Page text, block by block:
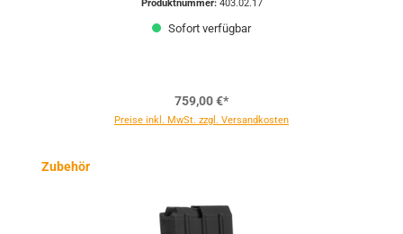
Produktnummer: 403.02.17
Sofort verfügbar
759,00 €*
Preise inkl. MwSt. zzgl. Versandkosten
Produktgalerie überspringen
Zubehör